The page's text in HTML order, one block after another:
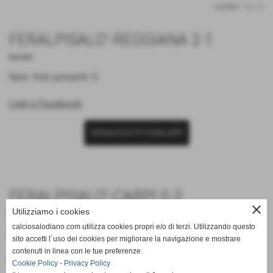
FERALPISALO'-REGGIANA 2-1
Num. foto presenti: 0
Link a Facebook
FERALPISALO'-CARPI 0-2
Berretti
Num. foto presenti: 0
Link a Facebook
close
Utilizziamo i cookies
calciosalodiano.com utilizza cookies propri e/o di terzi. Utilizzando questo
sito accetti l´uso dei cookies per migliorare la navigazione e mostrare
contenuti in linea con le tue preferenze.
Cookie Policy - Privacy Policy